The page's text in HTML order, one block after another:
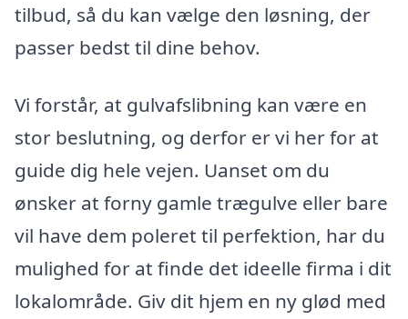
tilbud, så du kan vælge den løsning, der
passer bedst til dine behov.
Vi forstår, at gulvafslibning kan være en
stor beslutning, og derfor er vi her for at
guide dig hele vejen. Uanset om du
ønsker at forny gamle trægulve eller bare
vil have dem poleret til perfektion, har du
mulighed for at finde det ideelle firma i dit
lokalområde. Giv dit hjem en ny glød med